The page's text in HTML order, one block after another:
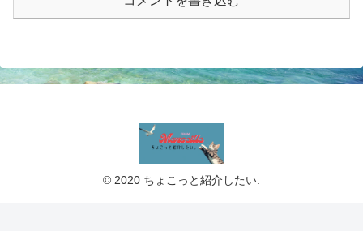
© 2020 ちょこっと紹介したい.